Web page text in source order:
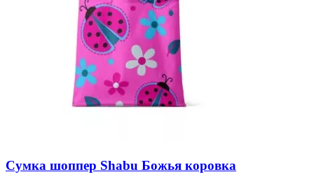
Сумка шоппер Shabu Божья коровка